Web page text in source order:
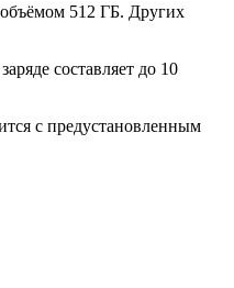
512 ГБ. Других
составляет до 10
с предустановленным